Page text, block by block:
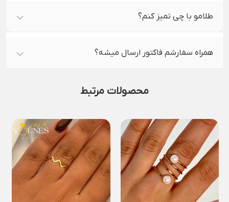
طلامو با چی تمیز کنم؟
همراه سفارشم فاکتور ارسال میشه؟
محصولات مرتبط